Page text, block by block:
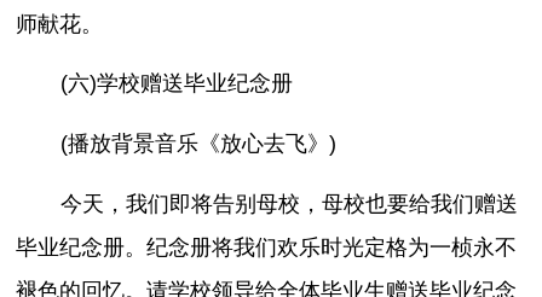
师献花。
(六)学校赠送毕业纪念册
(播放背景音乐《放心去飞》)
今天，我们即将告别母校，母校也要给我们赠送
毕业纪念册。纪念册将我们欢乐时光定格为一桢永不
褪色的回忆。请学校领导给全体毕业生赠送毕业纪念